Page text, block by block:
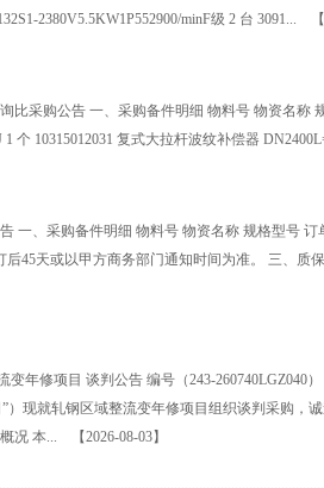
2380V5.5KW1P552900/minF级 2 台 3091...
比采购公告 一、采购备件明细 物料号 物资名称
1 个 10315012031 复式大拉杆波纹补偿器
一、采购备件明细 物料号 物资名称 规格型号 订
45天或以甲方商务部门通知时间为准。 三、质
年修项目 谈判公告 编号（243-260740LGZ040
）现就轧钢区域整流变年修项目组织谈判采购，
概况 本...
【2026-08-03】